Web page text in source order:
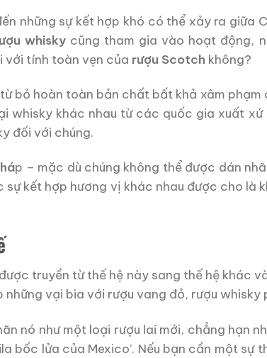
những sự kết hợp khó có thể xảy ra giữa
whiskycũng tham gia vào hoạt động,
với tính toàn vẹn của rượu Scotch không?
bỏ hoàn toàn bản chất bất khả xâm
whisky khác nhau từ các quốc gia xuất
đối với chúng.
p – mặc dù chúng không thể được dán
kết hợp hương vị khác nhau được cho là
truyền từ thế hệ này sang thế hệ khác
vại bia với rượu vang đỏ, rượu whisky
nó như một loại rượu lai mới, chẳng hạn
bốc lửa của Mexico’. Nếu bạn cần một sự